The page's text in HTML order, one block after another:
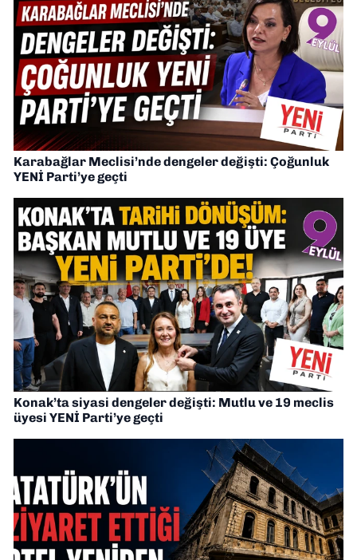
Karabağlar Meclisi’nde dengeler değişti: Çoğunluk
YENİ Parti’ye geçti
Konak’ta siyasi dengeler değişti: Mutlu ve 19 meclis
üyesi YENİ Parti’ye geçti